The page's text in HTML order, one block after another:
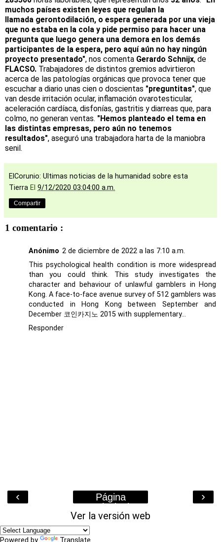
muchos países existen leyes que regulan la
llamada gerontodilación, o espera generada por una vieja
que no estaba en la cola y pide permiso para hacer una
pregunta que luego genera una demora en los demás
participantes de la espera, pero aquí aún no hay ningún
proyecto presentado", nos comenta Gerardo Schnijx, de
FLACSO. Trabajadores de distintos gremios advirtieron
acerca de las patologías orgánicas que provoca tener que
escuchar a diario unas cien o doscientas "preguntitas", que
van desde irritación ocular, inflamación ovarotesticular,
aceleración cardíaca, disfonías, gastritis y diarreas que, para
colmo, no generan ventas. "Hemos planteado el tema en
las distintas empresas, pero aún no tenemos
resultados", aseguró una trabajadora harta de la maniobra
senil.
ElCorunio: Ultimas noticias de la humanidad sobre esta
Tierra El 9/12/2020 03:04:00 a.m.
Compartir
1 comentario :
Anónimo 2 de diciembre de 2022 a las 7:10 a.m.
This psychological health condition is more widespread
than you could think. This study investigates the
character and behaviour of unlawful gamblers in Hong
Kong. A face-to-face avenue survey of 512 gamblers was
conducted in Hong Kong between September and
December 코인카지노 2015 with supplementary...
Responder
‹ ›
Página
Principal
Ver la versión web
Powered by Translate